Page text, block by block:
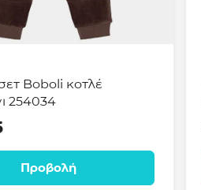
Boboli κοτλέ
254034
Προβολή